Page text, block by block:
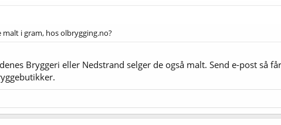
i gram, hos olbrygging.no?
Bryggeri eller Nedstrand selger de også malt. Send e-post så